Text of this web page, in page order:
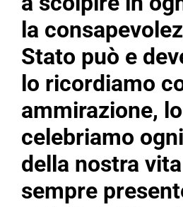
la
Stato può e
lo ricordiamo
ammirazione, lo
celebriamo
della nostra
sempre